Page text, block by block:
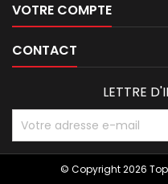
VOTRE COMPTE
CONTACT
LETTRE
© Copyright 2026